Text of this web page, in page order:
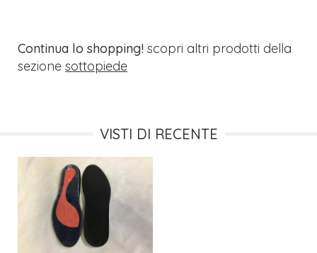
Continua lo shopping! scopri altri prodotti della
sezione sottopiede
VISTI DI RECENTE